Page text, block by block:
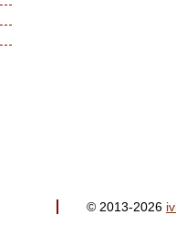
© 2013-2026